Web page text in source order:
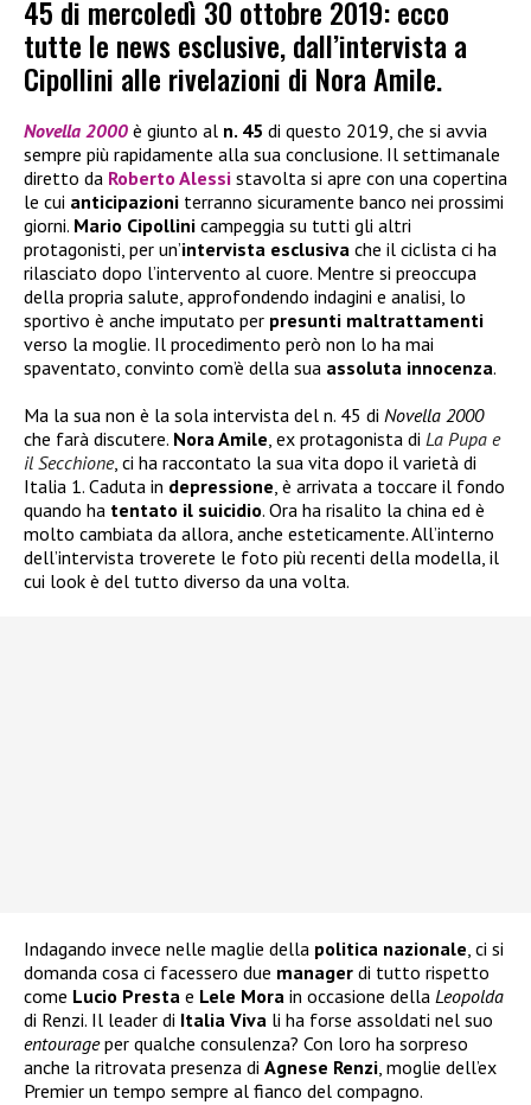
45 di mercoledì 30 ottobre 2019: ecco
tutte le news esclusive, dall’intervista a
Cipollini alle rivelazioni di Nora Amile.
Novella 2000 è giunto al n. 45 di questo 2019, che si avvia
sempre più rapidamente alla sua conclusione. Il settimanale
diretto da Roberto Alessi stavolta si apre con una copertina
le cui anticipazioni terranno sicuramente banco nei prossimi
giorni. Mario Cipollini campeggia su tutti gli altri
protagonisti, per un’intervista esclusiva che il ciclista ci ha
rilasciato dopo l’intervento al cuore. Mentre si preoccupa
della propria salute, approfondendo indagini e analisi, lo
sportivo è anche imputato per presunti maltrattamenti
verso la moglie. Il procedimento però non lo ha mai
spaventato, convinto com’è della sua assoluta innocenza.
Ma la sua non è la sola intervista del n. 45 di Novella 2000
che farà discutere. Nora Amile, ex protagonista di La Pupa e
il Secchione, ci ha raccontato la sua vita dopo il varietà di
Italia 1. Caduta in depressione, è arrivata a toccare il fondo
quando ha tentato il suicidio. Ora ha risalito la china ed è
molto cambiata da allora, anche esteticamente. All’interno
dell’intervista troverete le foto più recenti della modella, il
cui look è del tutto diverso da una volta.
Indagando invece nelle maglie della politica nazionale, ci si
domanda cosa ci facessero due manager di tutto rispetto
come Lucio Presta e Lele Mora in occasione della Leopolda
di Renzi. Il leader di Italia Viva li ha forse assoldati nel suo
entourageper qualche consulenza? Con loro ha sorpreso
anche la ritrovata presenza di Agnese Renzi, moglie dell’ex
Premier un tempo sempre al fianco del compagno.